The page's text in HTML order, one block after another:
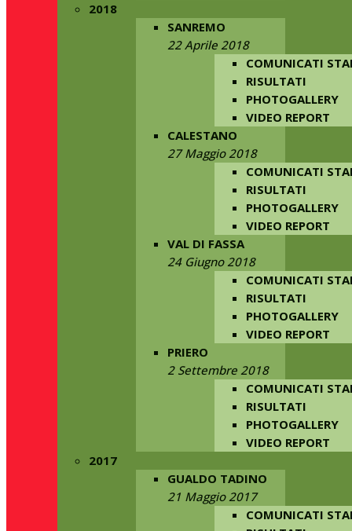
2018
SANREMO
22 Aprile 2018
COMUNICATI
RISULTATI
PHOTOGALLERY
VIDEO REPORT
CALESTANO
27 Maggio 2018
COMUNICATI
RISULTATI
PHOTOGALLERY
VIDEO REPORT
VAL DI FASSA
24 Giugno 2018
COMUNICATI
RISULTATI
PHOTOGALLERY
VIDEO REPORT
PRIERO
2 Settembre 2018
COMUNICATI
RISULTATI
PHOTOGALLERY
VIDEO REPORT
2017
GUALDO TADINO
21 Maggio 2017
COMUNICATI